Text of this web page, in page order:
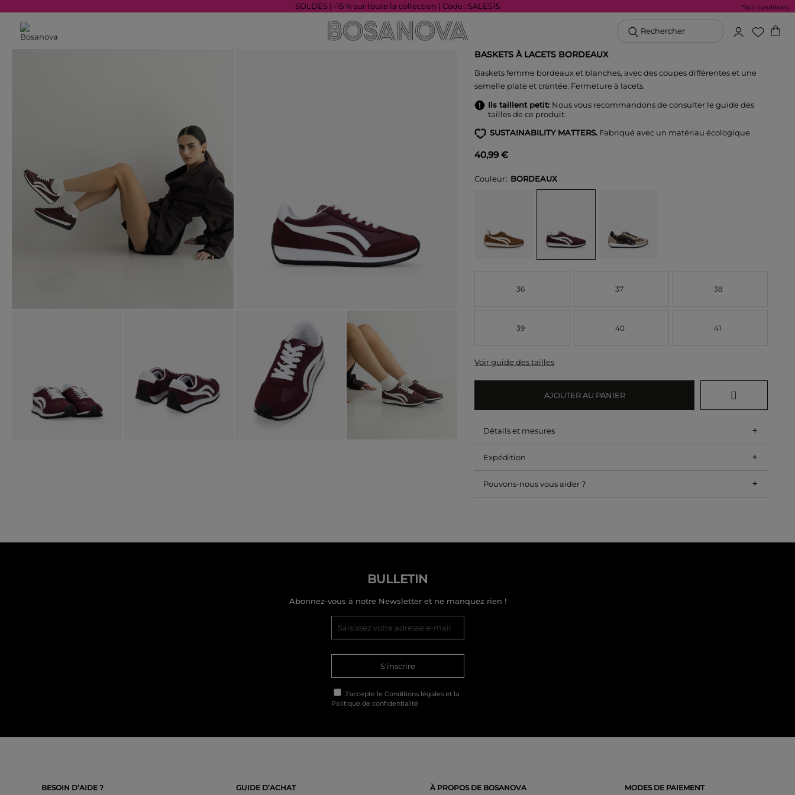
SOLDES | -15 % sur toute la collection | Code : SALES15 *Voir conditions
Rechercher
BASKETS À LACETS BORDEAUX
Baskets femme bordeaux et blanches, avec des coupes différentes et une
semelle plate et crantée. Fermeture à lacets.
Ils taillent petit: Nous vous recommandons de consulter le guide des
tailles de ce produit.
SUSTAINABILITY MATTERS. Fabriqué avec un matériau écologique
40,99 €
Couleur BORDEAUX
36 37 38
39 40 41
Voir guide des tailles
AJOUTER AU PANIER
Détails et mesures +
Expédition +
Pouvons-nous vous aider ? +
BULLETIN
Abonnez-vous à notre Newsletter et ne manquez rien !
S'inscrire
J'accepte le Conditions légales et la
Politique de confidentialité
BESOIN D’AIDE ? GUIDE D’ACHAT À PROPOS DE BOSANOVA MODES DE PAIEMENT